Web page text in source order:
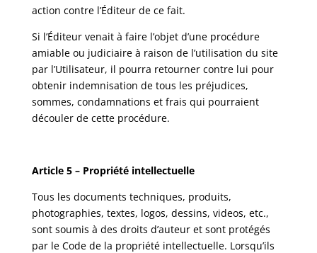
action contre l’Éditeur de ce fait.
Si l’Éditeur venait à faire l’objet d’une procédure
amiable ou judiciaire à raison de l’utilisation du site
par l’Utilisateur, il pourra retourner contre lui pour
obtenir indemnisation de tous les préjudices,
sommes, condamnations et frais qui pourraient
découler de cette procédure.
Article 5 – Propriété intellectuelle
Tous les documents techniques, produits,
photographies, textes, logos, dessins, videos, etc.,
sont soumis à des droits d’auteur et sont protégés
par le Code de la propriété intellectuelle. Lorsqu’ils